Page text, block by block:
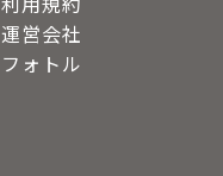
運営会社
フォトル